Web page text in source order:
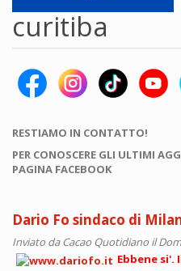
curitiba
RESTIAMO IN CONTATTO!
PER CONOSCERE GLI ULTIMI
PAGINA FACEBOOK
Dario Fo sindaco di
Inviato daCacao Quotidiano il
Ebbene si'.